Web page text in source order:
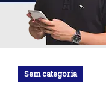
Sem categoria